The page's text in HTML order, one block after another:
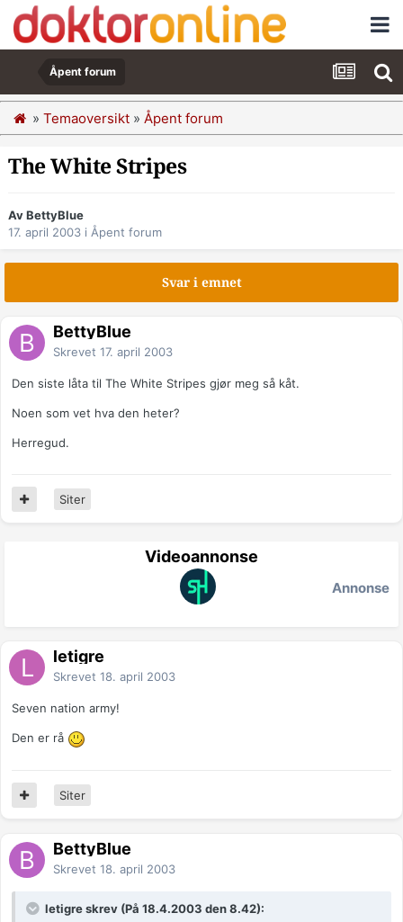
Åpent forum
» Temaoversikt » Åpent forum
The White Stripes
Av BettyBlue
17. april 2003 i Åpent forum
Svar i emnet
BettyBlue
Skrevet 17. april 2003
Den siste låta til The White Stripes gjør meg så kåt.
Noen som vet hva den heter?
Herregud.
Siter
Videoannonse
Annonse
letigre
Skrevet 18. april 2003
Seven nation army!
Den er rå
Siter
BettyBlue
Skrevet 18. april 2003
letigre skrev (På 18.4.2003 den 8.42):